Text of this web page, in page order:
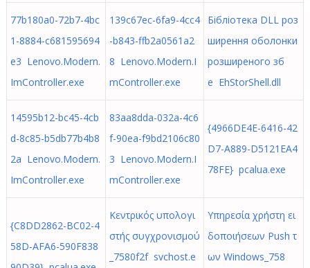
77b180a0-72b7-4bc
1-8884-c681595694
e3 Lenovo.Modern.
ImController.exe
139c67ec-6fa9-4cc4
-b843-ffb2a0561a2
8 Lenovo.Modern.I
mController.exe
Бібліотека DLL роз
ширення оболонки
розширеного зб
е EhStorShell.dll
14595b12-bc45-4cb
d-8c85-b5db77b4b8
2a Lenovo.Modern.
ImController.exe
83aa8dda-032a-4c6
f-90ea-f9bd2106c80
3 Lenovo.Modern.I
mController.exe
{4966DE4E-6416-42
D7-A889-D5121EA4
78FE} pcalua.exe
{C8DD2862-BC02-4
58D-AFA6-590F838
Κεντρικός υπολογι
στής συγχρονισμού
_7580f2f svchost.e
Υπηρεσία χρήστη ει
δοποιήσεων Push τ
ων Windows_758